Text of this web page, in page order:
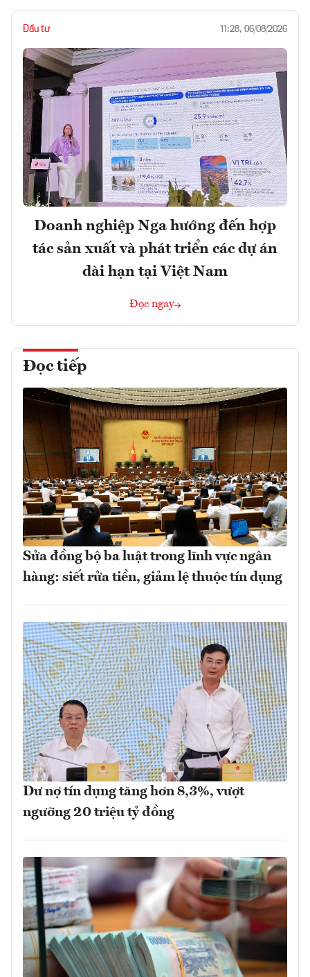
Đầu tư 11:28, 06/08/2026
Doanh nghiệp Nga hướng đến hợp
tác sản xuất và phát triển các dự án
dài hạn tại Việt Nam
Đọc ngay
Đọc tiếp
Sửa đồng bộ ba luật trong lĩnh vực ngân
hàng: siết rửa tiền, giảm lệ thuộc tín dụng
Dư nợ tín dụng tăng hơn 8,3%, vượt
ngưỡng 20 triệu tỷ đồng